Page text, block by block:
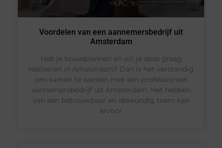
Voordelen van een aannemersbedrijf uit
Amsterdam
Heb je bouwplannen en wil je deze graag
realiseren in Amsterdam? Dan is het verstandig
om samen te werken met een professioneel
aannemersbedrijf uit Amsterdam. Het hebben
van een betrouwbaar en deskundig team kan
ervoor